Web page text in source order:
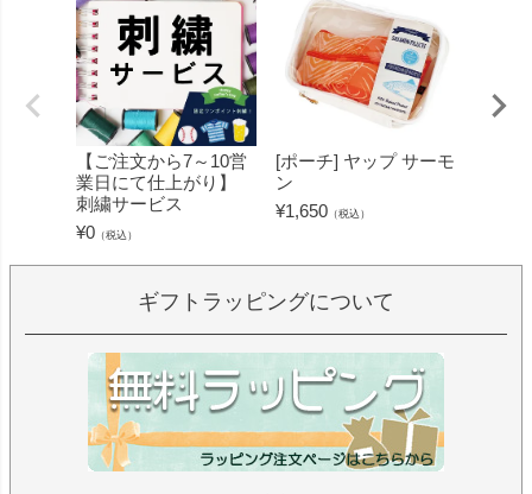
【ご注文から7～10営
業日にて仕上がり】
刺繍サービス
¥0 （税込）
[ポーチ] ヤップ サーモ
ン
¥1,650 （税込）
ギフトラッピングについて